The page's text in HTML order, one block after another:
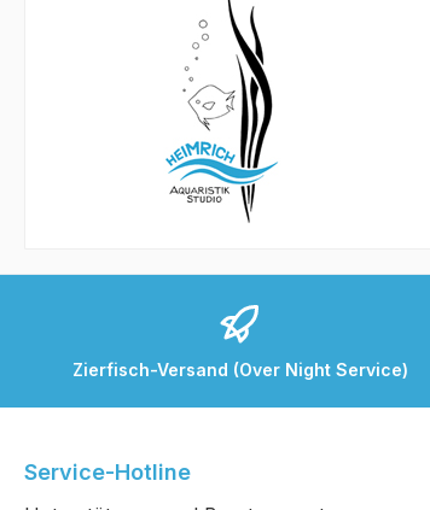
Zierfisch-Versand (Over Night Service)
Service-Hotline